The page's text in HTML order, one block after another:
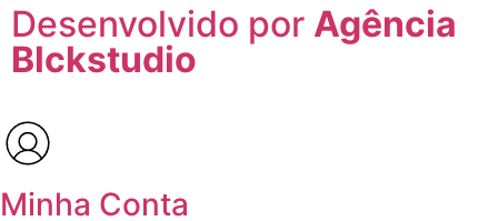
Desenvolvido por Agência
Blckstudio
Minha Conta